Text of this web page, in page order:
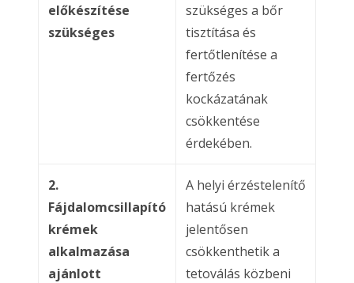
előkészítése
szükséges
szükséges a bőr
tisztítása és
fertőtlenítése a
fertőzés
kockázatának
csökkentése
érdekében.
2.
Fájdalomcsillapító
krémek
alkalmazása
ajánlott
A helyi érzéstelenítő
hatású krémek
jelentősen
csökkenthetik a
tetoválás közbeni